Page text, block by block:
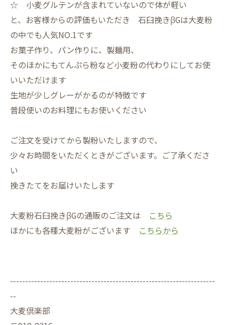
☆ 小麦グルテンが含まれていないので体が軽い
と、お客様からの評価もいただき 石臼挽きβGは大麦粉
の中でも人気NO.1です
お菓子作り、パン作りに、製麺用、
そのほかにもてんぷら粉など小麦粉の代わりにしてお使
いいただけます
生地が少しグレーがかるのが特徴です
普段使いのお料理にもお使いください
ご注文を受けてから製粉いたしますので、
少々お時間をいただくときがございます。ご了承くださ
い
挽きたてをお届けいたします
大麦粉石臼挽きβGの通販のご注文は
こちら
ほかにも各種大麦粉がございます
こちらから
--------------------------------------------------------------------
--
大麦倶楽部